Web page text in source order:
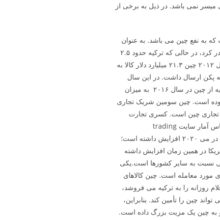
نمی ­باشد. در ذیل به برخی از
به نفع چین می­ باشد. به عنوان
مثال در سال ۲۰۱۱، چین ۲۱.۶ میلیارد دلار کالا به ترکیه صادر کرد، در حالی که ترکیه حدود ۲.۵
میلیارد دلار کالا به چین ارسال کرد. به همین ترتیب، در سال ۲۰۱۲ چین ۲۱.۳ میلیارد دلار کالا به
میلیارد دلار کالا را به پکن ارسال داشت. در این سال
شکاف تجارت خارجی با چین ۱۸.۵ میلیارد شد. واردات ترکیه از چین در سال ۲۰۱۶ به میزان
ترکیه به چین ۲.۴ میلیارد دلار بوده است. چین سومین شریک تجاری
تجاری چین است. کسری تجارت
خارجی ترکیه با چین هر ساله در حال افزایش است. بر اساس آمار سایت trading
economics، واردات از چین به ترکیه ۱۸۵۱.۳۵ دلار آمریکا در می ۲۰۲۰ افزایش داشته است؛
ترکیه به چین تنها ۲۱۹.۹۱ دلار آمریکا در همین زمان افزایش داشته
نسبت به سایر کشورها است.یکی
مورد معامله است. چین کالاهای
روزانه را به ترکیه می فروشد،
چین را تأمین کند. بنابراین،
و به چین یک مزیت بزرگ داده است.